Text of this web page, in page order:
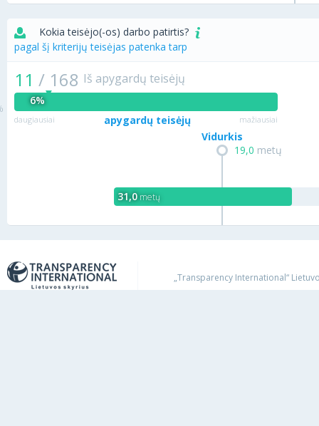
Kokia teisėjo(-os) darbo patirtis?
pagal šį kriterijų teisėjas patenka tarp
11 / 168 Iš apygardų teisėjų
6%
daugiausiai apygardų teisėjų mažiausiai
19,0 metų
Vidurkis
31,0 metų
„Transparency International“